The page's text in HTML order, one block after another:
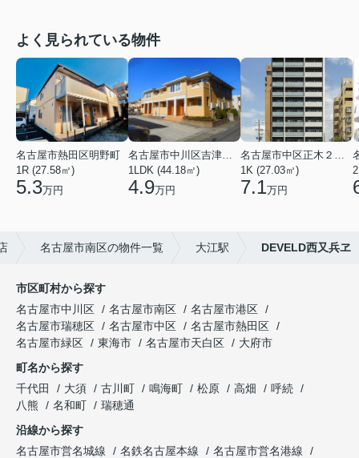
よく見られている物件
名古屋市熱田区明野町
1R (27.58㎡)
5.3万円
1LDK (44.18㎡)
4.9万円
1K (27.03㎡)
7.1万円
名古屋市南区の物件一覧 大江駅 DEVELD西又兵ヱ
市区町村から探す
名古屋市中川区
名古屋市南区
名古屋市港区
名古屋市瑞穂区
名古屋市中区
名古屋市熱田区
名古屋市緑区
東海市 名古屋市天白区
大府市
町名から探す
千代田
大須 古川町 鳴海町 松原 高畑
呼続
八熊
名和町
瑞穂通
沿線から探す
名古屋市営名城線
名鉄名古屋本線
名古屋市営名港線